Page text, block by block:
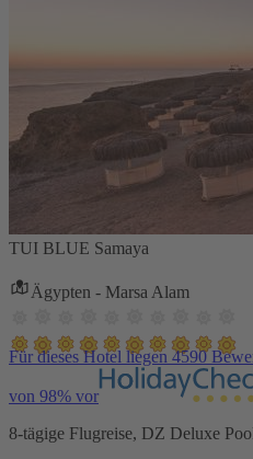
TUI BLUE Samaya
Ägypten - Marsa Alam
Für dieses Hotel liegen 4590
von 98% vor
8-tägige Flugreise, DZ Deluxe